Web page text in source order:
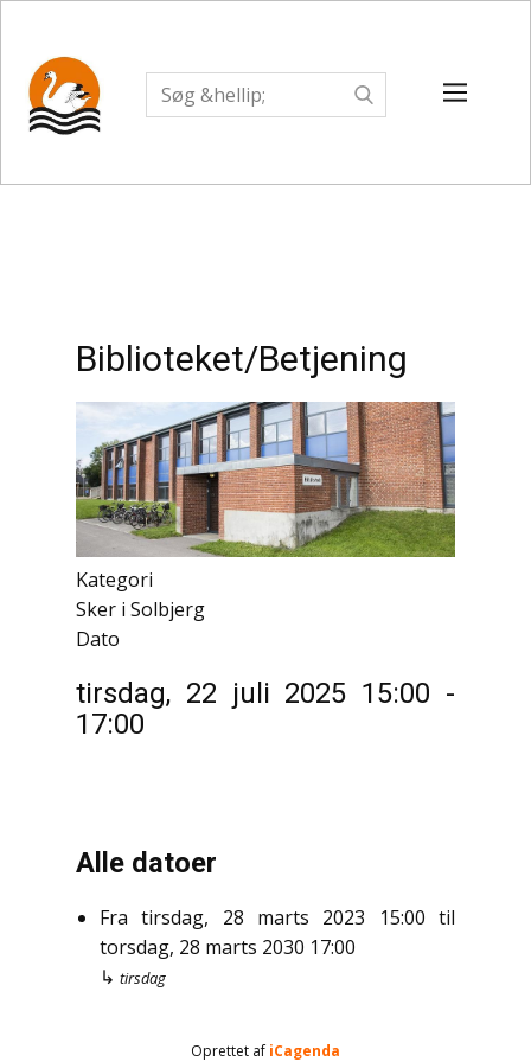
Biblioteket/Betjening
Kategori
Sker i Solbjerg
Dato
tirsdag, 22 juli 2025 15:00 -
17:00
Alle datoer
Fra tirsdag, 28 marts 2023 15:00 til
torsdag, 28 marts 2030 17:00
↳ tirsdag
Oprettet af iCagenda